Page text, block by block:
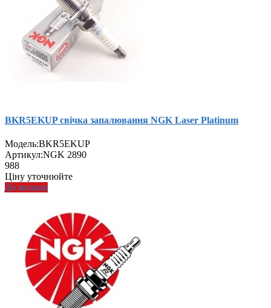
BKR5EKUP свічка запалювання NGK Laser Platinum
Модель:BKR5EKUP
Артикул:NGK 2890
988
Ціну уточнюйте
До кошика